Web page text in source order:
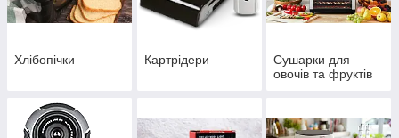
Хлібопічки Картрідери
Сушарки для
овочів та фруктів